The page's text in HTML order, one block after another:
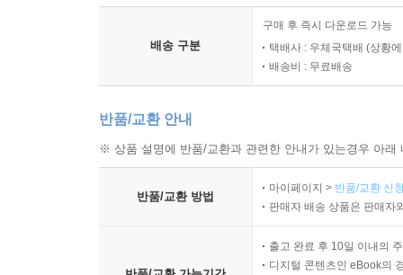
배송 구분
구매 후 즉시 다운로드 가능
택배사 : 우체국택배 (상황
배송비 : 무료배송
반품/교환 안내
※ 상품 설명에 반품/교환과 관련한 안내가 있는경우 아
반품/교환 방법
마이페이지 > 반품/교환 신
판매자 배송 상품은 판매자
출고 완료 후 10일 이내의
디지털 콘텐츠인 eBook의